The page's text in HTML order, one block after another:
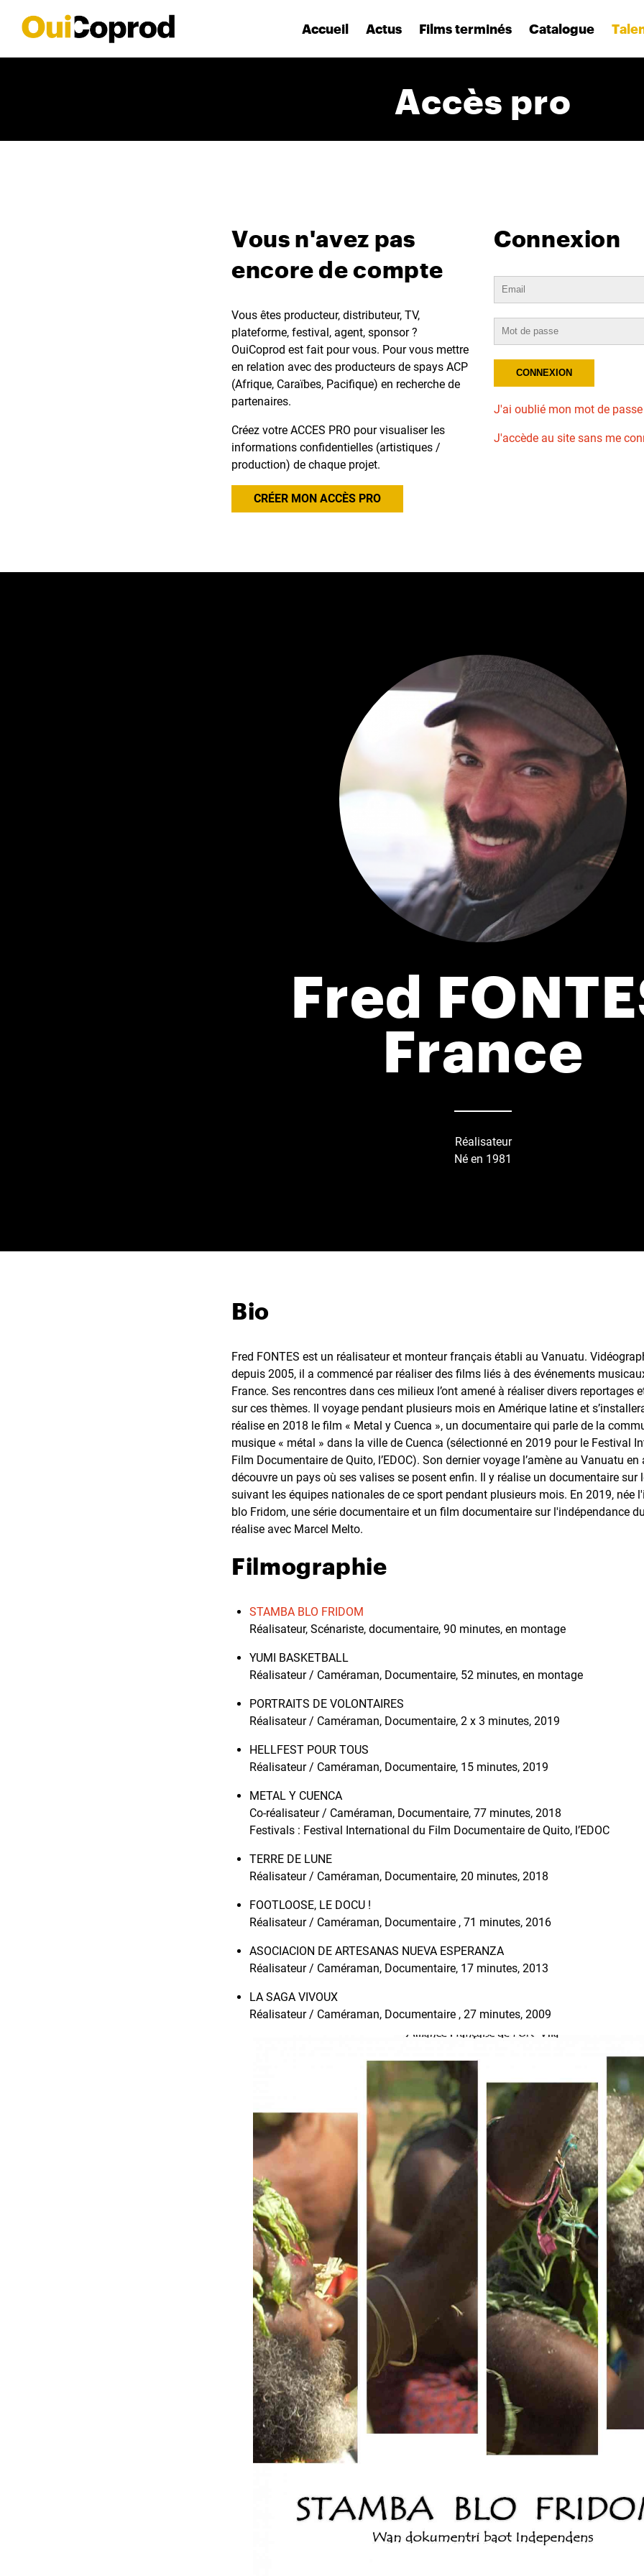
Accueil Actus Films terminés Catalogue
Accès pro
Vous n'avez pas
encore de compte
Vous êtes producteur, distributeur, TV,
plateforme, festival, agent, sponsor ?
OuiCoprod est fait pour vous. Pour vous mettre
en relation avec des producteurs de spays ACP
(Afrique, Caraïbes, Pacifique) en recherche de
partenaires.
Créez votre ACCES PRO pour visualiser les
informations confidentielles (artistiques /
production) de chaque projet.
CRÉER MON ACCÈS PRO
Connexion
J'ai oublié mon mot de passe
J'accède au site sans me
Fred
France
Réalisateur
Né en 1981
Bio
Fred FONTES est un réalisateur et monteur français établi au Vanuatu.
depuis 2005, il a commencé par réaliser des films liés à des événements
France. Ses rencontres dans ces milieux l’ont amené à réaliser divers reportages
sur ces thèmes. Il voyage pendant plusieurs mois en Amérique latine et
réalise en 2018 le film « Metal y Cuenca », un documentaire qui parle de la
musique « métal » dans la ville de Cuenca (sélectionné en 2019 pour le Festival
Film Documentaire de Quito, l’EDOC). Son dernier voyage l’amène au Vanuatu
découvre un pays où ses valises se posent enfin. Il y réalise un documentaire sur
suivant les équipes nationales de ce sport pendant plusieurs mois. En 2019, née
blo Fridom, une série documentaire et un film documentaire sur l'indépendance
réalise avec Marcel Melto.
Filmographie
STAMBA BLO FRIDOM
Réalisateur, Scénariste, documentaire, 90 minutes, en montage
YUMI BASKETBALL
Réalisateur / Caméraman, Documentaire, 52 minutes, en montage
PORTRAITS DE VOLONTAIRES
Réalisateur / Caméraman, Documentaire, 2 x 3 minutes, 2019
HELLFEST POUR TOUS
Réalisateur / Caméraman, Documentaire, 15 minutes, 2019
METAL Y CUENCA
Co-réalisateur / Caméraman, Documentaire, 77 minutes, 2018
Festivals : Festival International du Film Documentaire de Quito, l’EDOC
TERRE DE LUNE
Réalisateur / Caméraman, Documentaire, 20 minutes, 2018
FOOTLOOSE, LE DOCU !
Réalisateur / Caméraman, Documentaire , 71 minutes, 2016
ASOCIACION DE ARTESANAS NUEVA ESPERANZA
Réalisateur / Caméraman, Documentaire, 17 minutes, 2013
LA SAGA VIVOUX
Réalisateur / Caméraman, Documentaire , 27 minutes, 2009